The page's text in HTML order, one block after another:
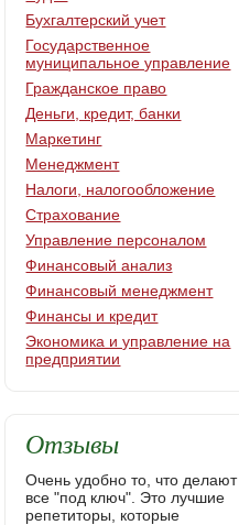
Бухгалтерский учет
Государственное
муниципальное управление
Гражданское право
Деньги, кредит, банки
Маркетинг
Менеджмент
Налоги, налогообложение
Страхование
Управление персоналом
Финансовый анализ
Финансовый менеджмент
Финансы и кредит
Экономика и управление на
предприятии
Отзывы
Очень удобно то, что делают
все "под ключ". Это лучшие
репетиторы, которые